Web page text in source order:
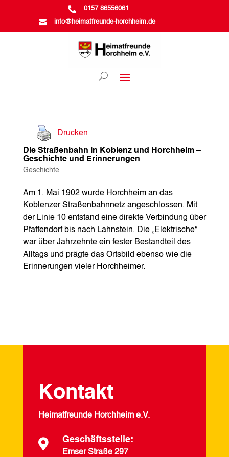
 0157 86556061
 info@heimatfreunde-horchheim.de
Drucken
Die Straßenbahn in Koblenz und Horchheim –
Geschichte und Erinnerungen
Geschichte
Am 1. Mai 1902 wurde Horchheim an das
Koblenzer Straßenbahnnetz angeschlossen. Mit
der Linie 10 entstand eine direkte Verbindung über
Pfaffendorf bis nach Lahnstein. Die „Elektrische“
war über Jahrzehnte ein fester Bestandteil des
Alltags und prägte das Ortsbild ebenso wie die
Erinnerungen vieler Horchheimer.
Kontakt
Heimatfreunde Horchheim e.V.
 Geschäftsstelle:
Emser Straße 297